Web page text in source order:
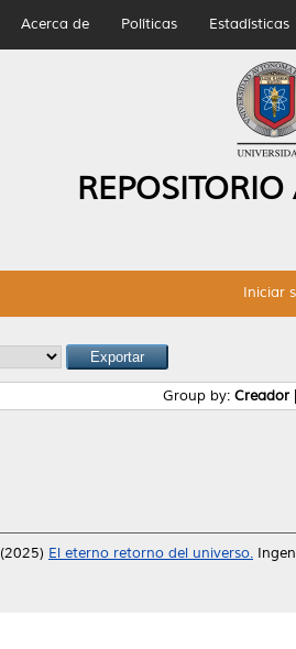
Acerca de Políticas Estadísticas
Iniciar
Group by: Creador
(2025) El eterno retorno del universo.